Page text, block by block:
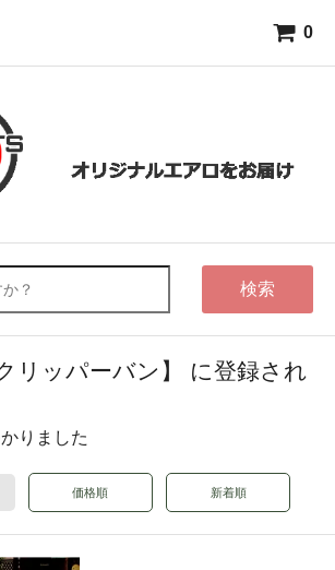
0
検索
リッパーバン】 に登録され
りました
価格順 新着順